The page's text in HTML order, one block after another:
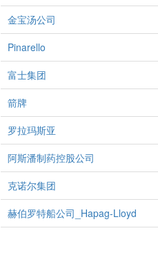
金宝汤公司
Pinarello
富士集团
箭牌
罗拉玛斯亚
阿斯潘制药控股公司
克诺尔集团
赫伯罗特船公司_Hapag-Lloyd